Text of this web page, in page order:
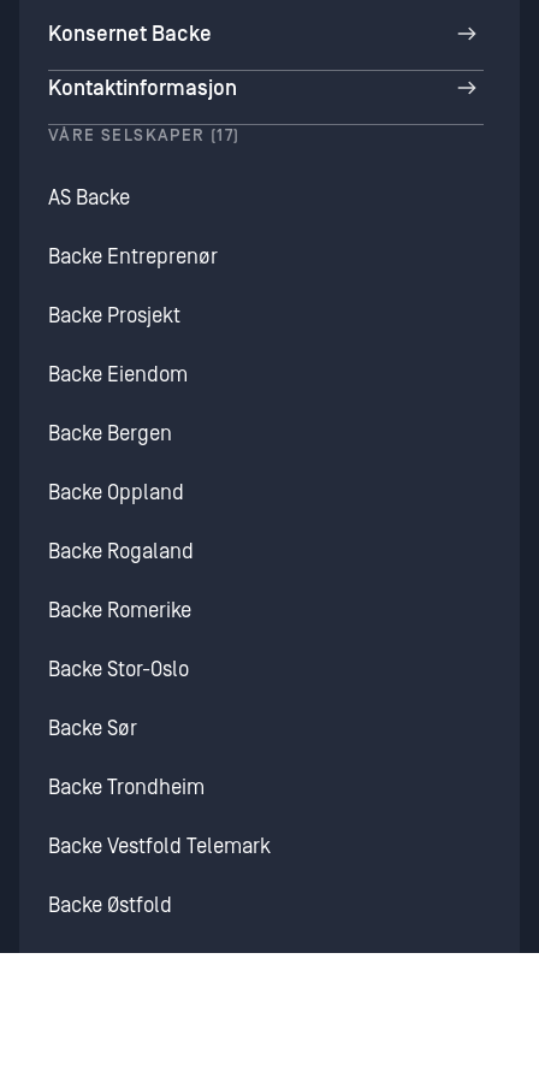
Konsernet Backe
Kontaktinformasjon
VÅRE SELSKAPER (17)
AS Backe
Backe Entreprenør
Backe Prosjekt
Backe Eiendom
Backe Bergen
Backe Oppland
Backe Rogaland
Backe Romerike
Backe Stor-Oslo
Backe Sør
Backe Trondheim
Backe Vestfold Telemark
Backe Østfold